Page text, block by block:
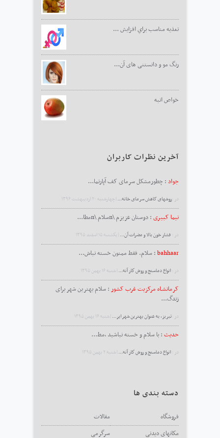
تغذيه مناسب براي افزايش ...
رنگ مو و دانستنی های آن...
خواص انبه
آخرین نظرات کاربران
جواد : چطورمشکل سرمای کف آپارتما...
در :روشهای کاهش سرمای خانه... |چهارشنبه ۲۰ ارديبهشت ۱۳۹۶
نیما کبیری: دوستان عزیزم \nسلام \nمطا...
در :فشار خون بالا و مضرات آن... |يكشنبه ۱۵ اسفند ۱۳۹۵
bahhaar: سلام. فقط ممنون خسته نباش...
در :انواع دماسنج و روش كار آنه... |شنبه ۱۶ بهمن ۱۳۹۵
کرمانشـاه مرکزیت غرب کشور: سلام بهترین شهر برای
زندگ...
در :تبریز، به عنوان بهترین شهر ایر... |شنبه ۱۶ بهمن ۱۳۹۵
حدیث: با سلام و خسته نباشید ،مط...
در :انواع دماسنج و روش كار آنه... |شنبه ۲ بهمن ۱۳۹۵
دسته بندی ها
مقالات
فروشگاه
سرگرمی
مکانهای دیدنی